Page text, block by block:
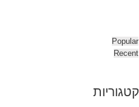
Popular
Recent
קטגוריות